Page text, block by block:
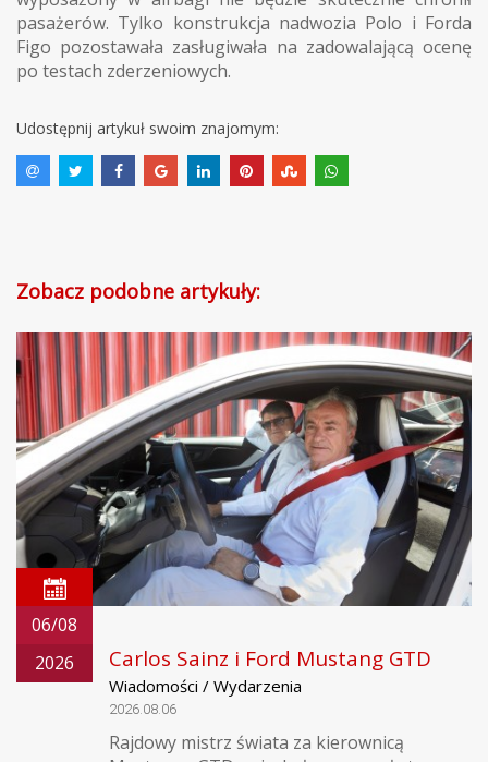
pasażerów. Tylko konstrukcja nadwozia Polo i Forda
Figo pozostawała zasługiwała na zadowalającą ocenę
po testach zderzeniowych.
Udostępnij artykuł swoim znajomym:
Zobacz podobne artykuły:
06/08
2026
Carlos Sainz i Ford Mustang GTD
Wiadomości / Wydarzenia
2026.08.06
Rajdowy mistrz świata za kierownicą